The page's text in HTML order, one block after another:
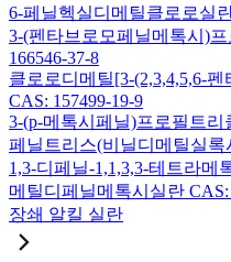
6-페닐헥실디메틸클로로실
3-(펜타브로모페닐메톡시)
166546-37-8
클로로디메틸[3-(2,3,4,5,6-
CAS: 157499-19-9
3-(p-메톡시페닐)프로필트리
페닐트리스(비닐디메틸실록
1,3-디페닐-1,1,3,3-테트라메
메틸디페닐메톡시실란 CAS:
장쇄 알킬 실란